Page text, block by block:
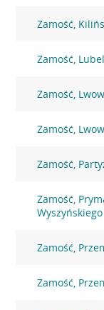
Zamość,
Zamość,
Zamość,
Zamość,
Zamość,
Zamość,
Zamość,
Zamość,